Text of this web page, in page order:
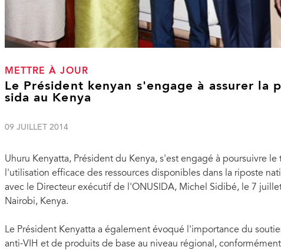
METTRE À JOUR
Le Président kenyan s'engage à assurer la
sida au Kenya
09 JUILLET 2014
Uhuru Kenyatta, Président du Kenya, s'est engagé à poursuivre
l'utilisation efficace des ressources disponibles dans la riposte
avec le Directeur exécutif de l'ONUSIDA, Michel Sidibé, le 7
Nairobi, Kenya.
Le Président Kenyatta a également évoqué l'importance du
anti-VIH et de produits de base au niveau régional,